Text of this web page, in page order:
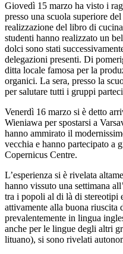
Giovedì 15 marzo ha visto i
presso una scuola superiore
realizzazione del libro di
studenti hanno realizzato un
dolci sono stati
delegazioni presenti. Di
ditta locale famosa per la
organici. La sera, presso la
per salutare tutti i gruppi
Venerdì 16 marzo si è detto
Wieniawa per spostarsi a
hanno ammirato il
vecchia e hanno partecipato a
Copernicus Centre.
L’esperienza si è rivelata
hanno vissuto una settimana
tra i popoli al di là di stereotipi
attivamente alla buona riuscita
prevalentemente in lingua
anche per le lingue degli altri
lituano), si sono rivelati